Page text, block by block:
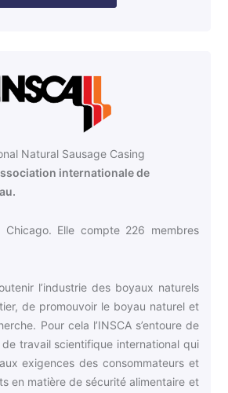
Natural Sausage Casing
internationale de
Elle compte 226 membres
l’industrie des boyaux naturels
de promouvoir le boyau naturel et
Pour cela l’INSCA s’entoure de
de travail scientifique international qui
exigences des consommateurs et
en matière de sécurité alimentaire et